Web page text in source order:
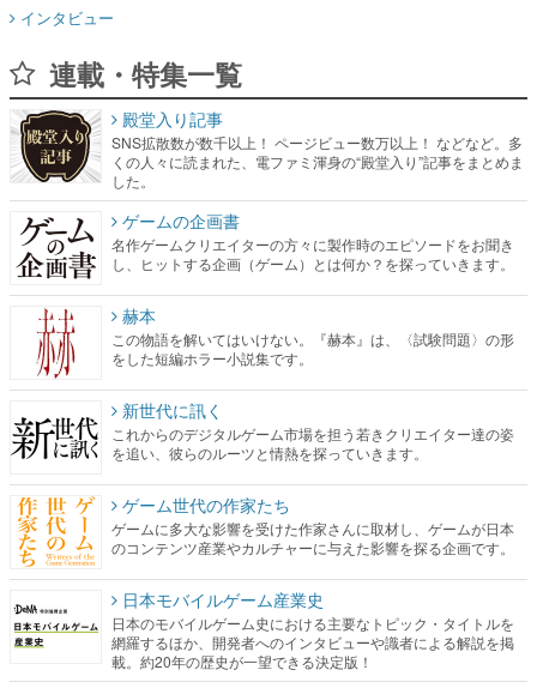
インタビュー
連載・特集一覧
殿堂入り記事
SNS拡散数が数千以上！ ページビュー数万以上！ などなど。多
くの人々に読まれた、電ファミ渾身の“殿堂入り”記事をまとめま
した。
ゲームの企画書
名作ゲームクリエイターの方々に製作時のエピソードをお聞き
し、ヒットする企画（ゲーム）とは何か？を探っていきます。
赫本
この物語を解いてはいけない。『赫本』は、〈試験問題〉の形
をした短編ホラー小説集です。
新世代に訊く
これからのデジタルゲーム市場を担う若きクリエイター達の姿
を追い、彼らのルーツと情熱を探っていきます。
ゲーム世代の作家たち
ゲームに多大な影響を受けた作家さんに取材し、ゲームが日本
のコンテンツ産業やカルチャーに与えた影響を探る企画です。
日本モバイルゲーム産業史
日本のモバイルゲーム史における主要なトピック・タイトルを
網羅するほか、開発者へのインタビューや識者による解説を掲
載。約20年の歴史が一望できる決定版！